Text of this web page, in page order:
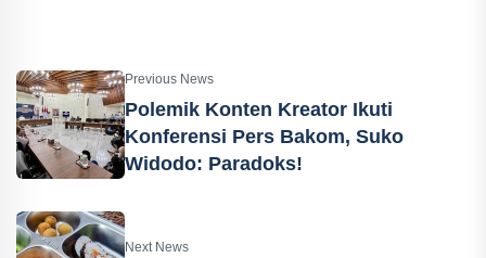
Previous News
Polemik Konten Kreator Ikuti
Konferensi Pers Bakom, Suko
Widodo: Paradoks!
Next News